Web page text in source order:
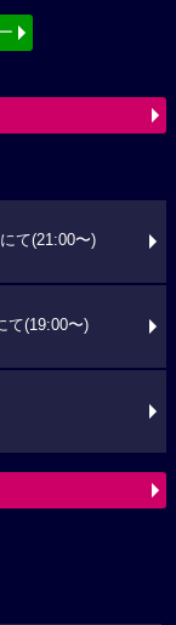
て(21:00〜)
て(19:00〜)